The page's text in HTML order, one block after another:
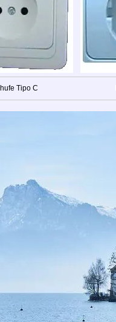
Tipo C